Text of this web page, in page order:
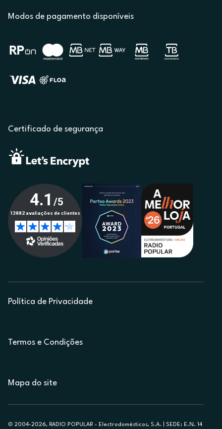
Modos de pagamento disponíveis
Certificado de segurança
Política de Privacidade
Termos e Condições
Mapa do site
© 2004-2026, RADIO POPULAR - Electrodomésticos, S.A. | SEDE: E.N. 14